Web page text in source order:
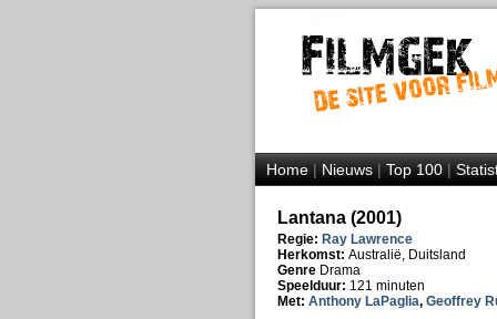
Home|Nieuws|Top 100|
Lantana (2001)
Regie: Ray Lawrence
Herkomst: Australië, Duitsland
Genre Drama
Speelduur: 121 minuten
Met: Anthony LaPaglia, Geoffrey